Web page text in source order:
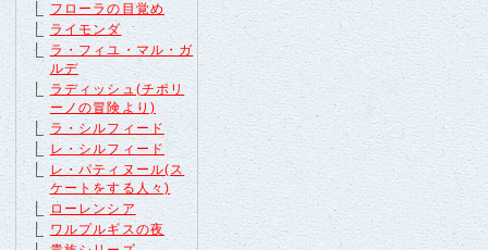
フローラの目覚め
ライモンダ
ラ・フィユ・マル・ガ
ルデ
ラディッシュ(チポリ
ーノの冒険より)
ラ・シルフィード
レ・シルフィード
レ・パティヌール(ス
ケートをする人々)
ローレンシア
ワルプルギスの夜